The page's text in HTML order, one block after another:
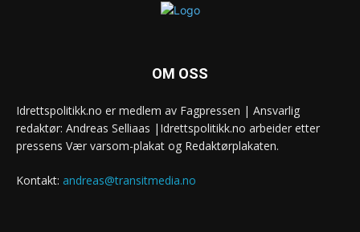
OM OSS
Idrettspolitikk.no er medlem av Fagpressen | Ansvarlig
redaktør: Andreas Selliaas |Idrettspolitikk.no arbeider etter
pressens Vær varsom-plakat og Redaktørplakaten.
Kontakt: andreas@transitmedia.no